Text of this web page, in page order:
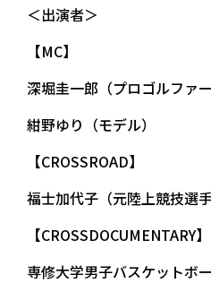
＜出演者＞
【MC】
深堀圭一郎（プロゴルファー
紺野ゆり（モデル）
【CROSSROAD】
福士加代子（元陸上競技選手
【CROSSDOCUMENTARY】
専修大学男子バスケットボ